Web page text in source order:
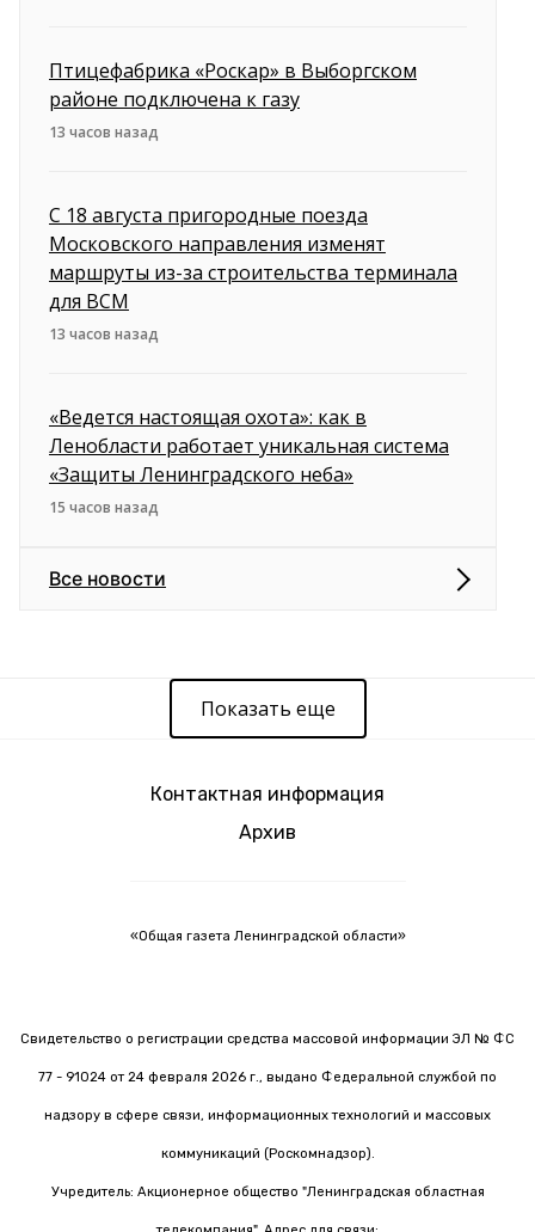
Птицефабрика «Роскар» в Выборгском
районе подключена к газу
13 часов назад
С 18 августа пригородные поезда
Московского направления изменят
маршруты из-за строительства терминала
для ВСМ
13 часов назад
«Ведется настоящая охота»: как в
Ленобласти работает уникальная система
«Защиты Ленинградского неба»
15 часов назад
Все новости
Показать еще
Контактная информация
Архив
«Общая газета Ленинградской области»
Свидетельство о регистрации средства массовой информации ЭЛ № ФС
77 - 91024 от 24 февраля 2026 г., выдано Федеральной службой по
надзору в сфере связи, информационных технологий и массовых
коммуникаций (Роскомнадзор).
Учредитель: Акционерное общество "Ленинградская областная